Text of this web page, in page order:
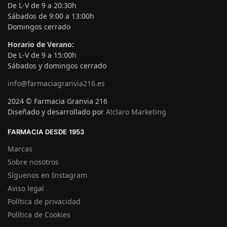
De L-V de 9 a 20:30h
Sábados de 9:00 a 13:00h
Domingos cerrado
Horario de Verano:
De L-V de 9 a 15:00h
Sábados y domingos cerrado
info@farmaciagranvia216.es
2024 © Farmacia Granvia 216
Diseñado y desarrollado por A!claro Marketing
FARMACIA DESDE 1953
Marcas
Sobre nosotros
Síguenos en Instagram
Aviso legal
Política de privacidad
Política de Cookies